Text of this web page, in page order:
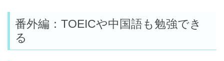
番外編：TOEICや中国語も勉強でき
る